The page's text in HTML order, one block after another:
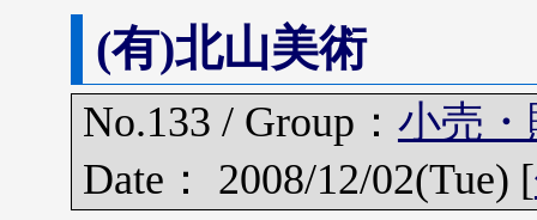
(有)北山美術
No.133 / Group： 小売
Date： 2008/12/02(Tue) [